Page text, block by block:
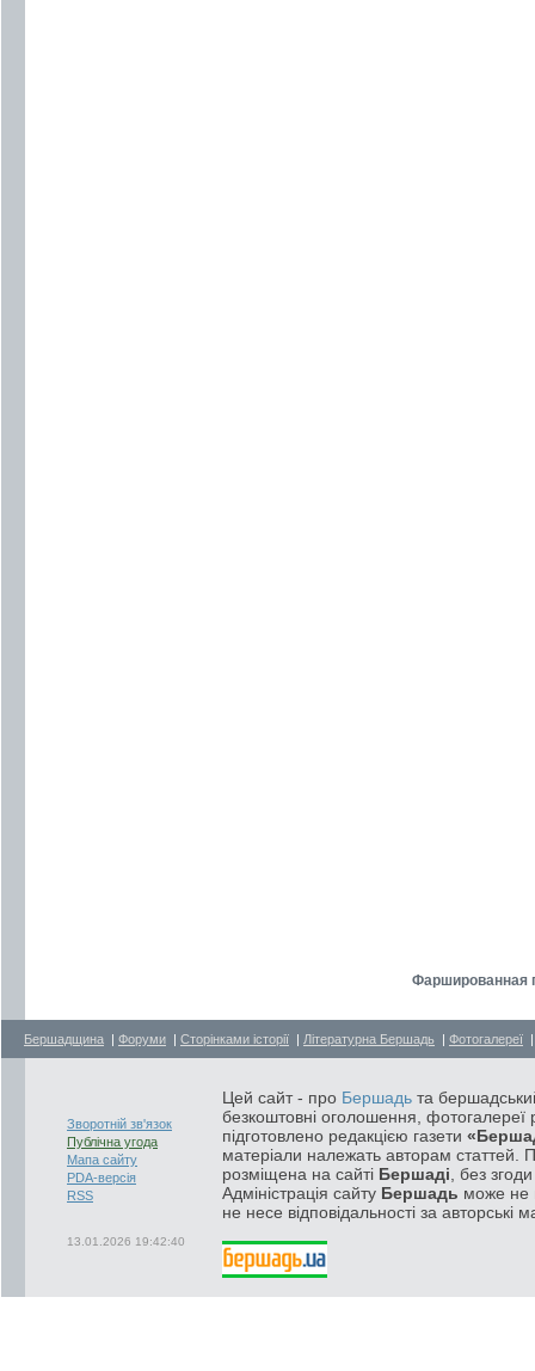
Фаршированная
Бершадщина | Форуми | Сторінками історії | Літературна Бершадь | Фотогалереї
Зворотній зв'язок
Публічна угода
Мапа сайту
PDA-версія
RSS
13.01.2026 19:42:40
Цей сайт - про Бершадь та
безкоштовні оголошення, фотогалереї
підготовлено редакцією газети
матеріали належать авторам статтей.
розміщена на сайті Бершаді , без
Адміністрація сайту Бершадь може не
не несе відповідальності за авторські